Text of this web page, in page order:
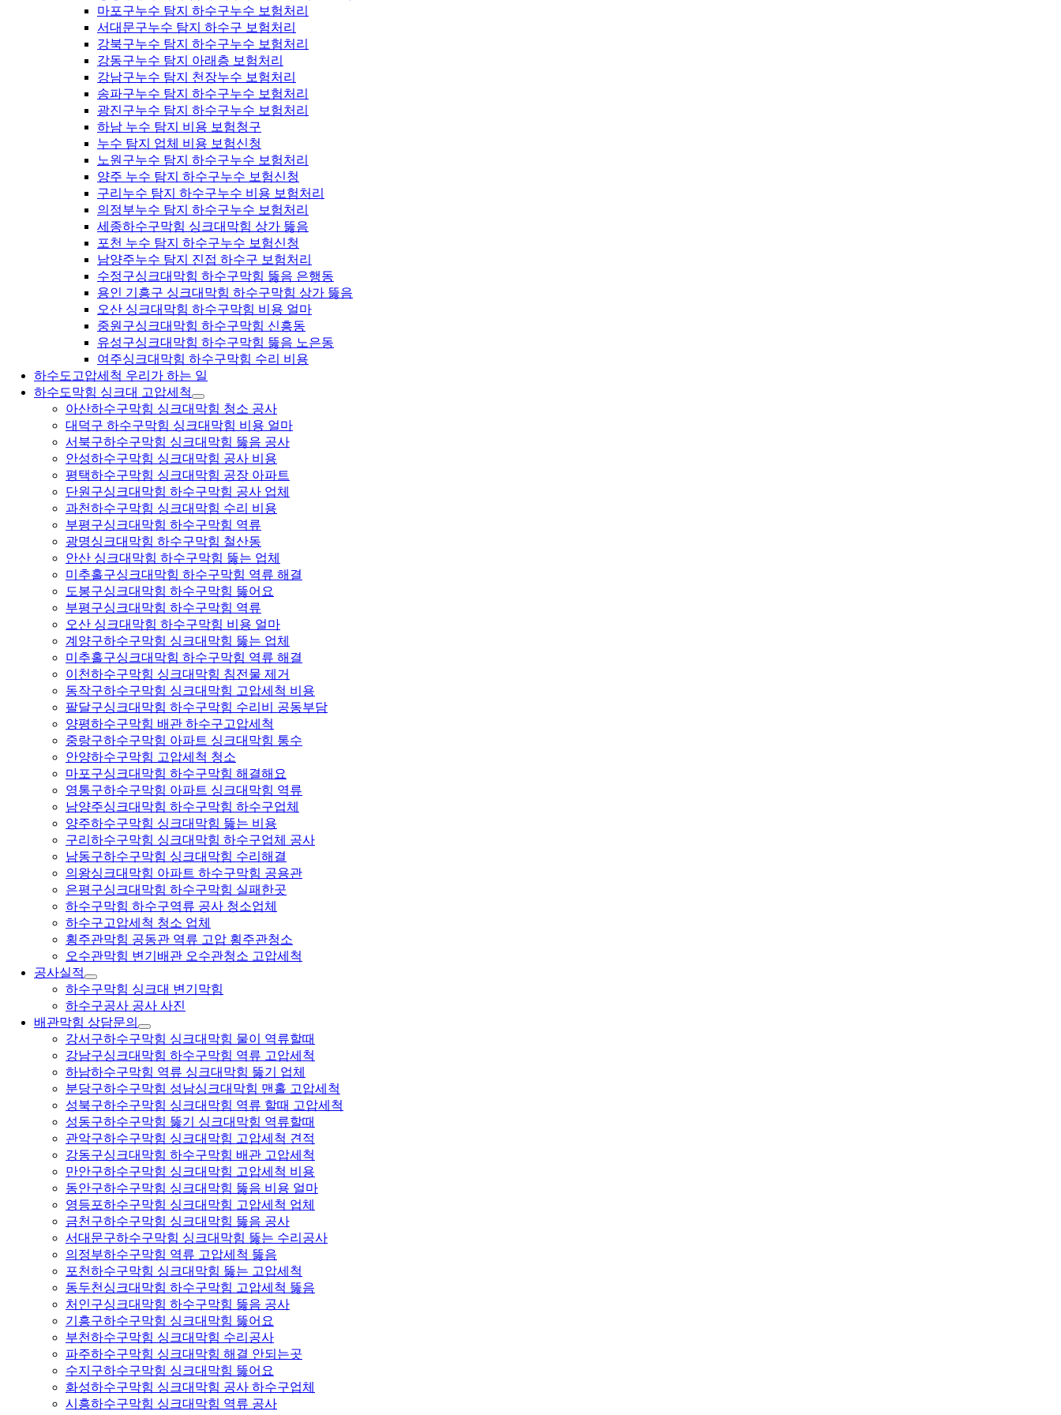
마포구누수 탐지 하수구누수 보험처리
서대문구누수 탐지 하수구 보험처리
강북구누수 탐지 하수구누수 보험처리
강동구누수 탐지 아래층 보험처리
강남구누수 탐지 천장누수 보험처리
송파구누수 탐지 하수구누수 보험처리
광진구누수 탐지 하수구누수 보험처리
하남 누수 탐지 비용 보험청구
누수 탐지 업체 비용 보험신청
노원구누수 탐지 하수구누수 보험처리
양주 누수 탐지 하수구누수 보험신청
구리누수 탐지 하수구누수 비용 보험처리
의정부누수 탐지 하수구누수 보험처리
세종하수구막힘 싱크대막힘 상가 뚫음
포천 누수 탐지 하수구누수 보험신청
남양주누수 탐지 진접 하수구 보험처리
수정구싱크대막힘 하수구막힘 뚫음 은행동
용인 기흥구 싱크대막힘 하수구막힘 상가 뚫음
오산 싱크대막힘 하수구막힘 비용 얼마
중원구싱크대막힘 하수구막힘 신흥동
유성구싱크대막힘 하수구막힘 뚫음 노은동
여주싱크대막힘 하수구막힘 수리 비용
하수도고압세척 우리가 하는 일
하수도막힘 싱크대 고압세척
아산하수구막힘 싱크대막힘 청소 공사
대덕구 하수구막힘 싱크대막힘 비용 얼마
서북구하수구막힘 싱크대막힘 뚫음 공사
안성하수구막힘 싱크대막힘 공사 비용
평택하수구막힘 싱크대막힘 공장 아파트
단원구싱크대막힘 하수구막힘 공사 업체
과천하수구막힘 싱크대막힘 수리 비용
부평구싱크대막힘 하수구막힘 역류
광명싱크대막힘 하수구막힘 철산동
안산 싱크대막힘 하수구막힘 뚫는 업체
미추홀구싱크대막힘 하수구막힘 역류 해결
도봉구싱크대막힘 하수구막힘 뚫어요
부평구싱크대막힘 하수구막힘 역류
오산 싱크대막힘 하수구막힘 비용 얼마
계양구하수구막힘 싱크대막힘 뚫는 업체
미추홀구싱크대막힘 하수구막힘 역류 해결
이천하수구막힘 싱크대막힘 침전물 제거
동작구하수구막힘 싱크대막힘 고압세척 비용
팔달구싱크대막힘 하수구막힘 수리비 공동부담
양평하수구막힘 배관 하수구고압세척
중랑구하수구막힘 아파트 싱크대막힘 통수
안양하수구막힘 고압세척 청소
마포구싱크대막힘 하수구막힘 해결해요
영통구하수구막힘 아파트 싱크대막힘 역류
남양주싱크대막힘 하수구막힘 하수구업체
양주하수구막힘 싱크대막힘 뚫는 비용
구리하수구막힘 싱크대막힘 하수구업체 공사
남동구하수구막힘 싱크대막힘 수리해결
의왕싱크대막힘 아파트 하수구막힘 공용관
은평구싱크대막힘 하수구막힘 실패한곳
하수구막힘 하수구역류 공사 청소업체
하수구고압세척 청소 업체
횡주관막힘 공동관 역류 고압 횡주관청소
오수관막힘 변기배관 오수관청소 고압세척
공사실적
하수구막힘 싱크대 변기막힘
하수구공사 공사 사진
배관막힘 상담문의
강서구하수구막힘 싱크대막힘 물이 역류할때
강남구싱크대막힘 하수구막힘 역류 고압세척
하남하수구막힘 역류 싱크대막힘 뚫기 업체
분당구하수구막힘 성남싱크대막힘 맨홀 고압세척
성북구하수구막힘 싱크대막힘 역류 할때 고압세척
성동구하수구막힘 뚫기 싱크대막힘 역류할때
관악구하수구막힘 싱크대막힘 고압세척 견적
강동구싱크대막힘 하수구막힘 배관 고압세척
만안구하수구막힘 싱크대막힘 고압세척 비용
동안구하수구막힘 싱크대막힘 뚫음 비용 얼마
영등포하수구막힘 싱크대막힘 고압세척 업체
금천구하수구막힘 싱크대막힘 뚫음 공사
서대문구하수구막힘 싱크대막힘 뚫는 수리공사
의정부하수구막힘 역류 고압세척 뚫음
포천하수구막힘 싱크대막힘 뚫는 고압세척
동두천싱크대막힘 하수구막힘 고압세척 뚫음
처인구싱크대막힘 하수구막힘 뚫음 공사
기흥구하수구막힘 싱크대막힘 뚫어요
부천하수구막힘 싱크대막힘 수리공사
파주하수구막힘 싱크대막힘 해결 안되는곳
수지구하수구막힘 싱크대막힘 뚫어요
화성하수구막힘 싱크대막힘 공사 하수구업체
시흥하수구막힘 싱크대막힘 역류 공사